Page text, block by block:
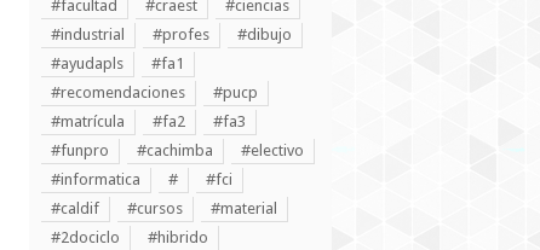
#facultad
#craest
#ciencias
#industrial
#profes
#dibujo
#ayudapls
#fa1
#recomendaciones
#pucp
#matrícula
#fa2
#fa3
#funpro
#cachimba
#electivo
#informatica
#
#fci
#caldif
#cursos
#material
#2dociclo
#hibrido